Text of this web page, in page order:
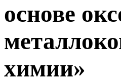
основе
химии»